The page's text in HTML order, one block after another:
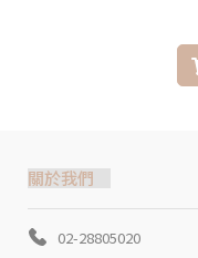
關於我們
02-28805020